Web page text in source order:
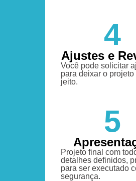
4
Ajustes e
Você pode solicitar
para deixar o projeto
jeito.
5
Projeto final com
detalhes definidos,
para ser executado
segurança.